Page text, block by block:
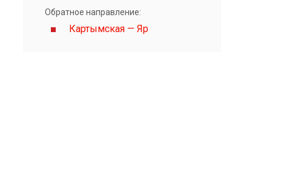
Обратное направление:
Картымская — Яр